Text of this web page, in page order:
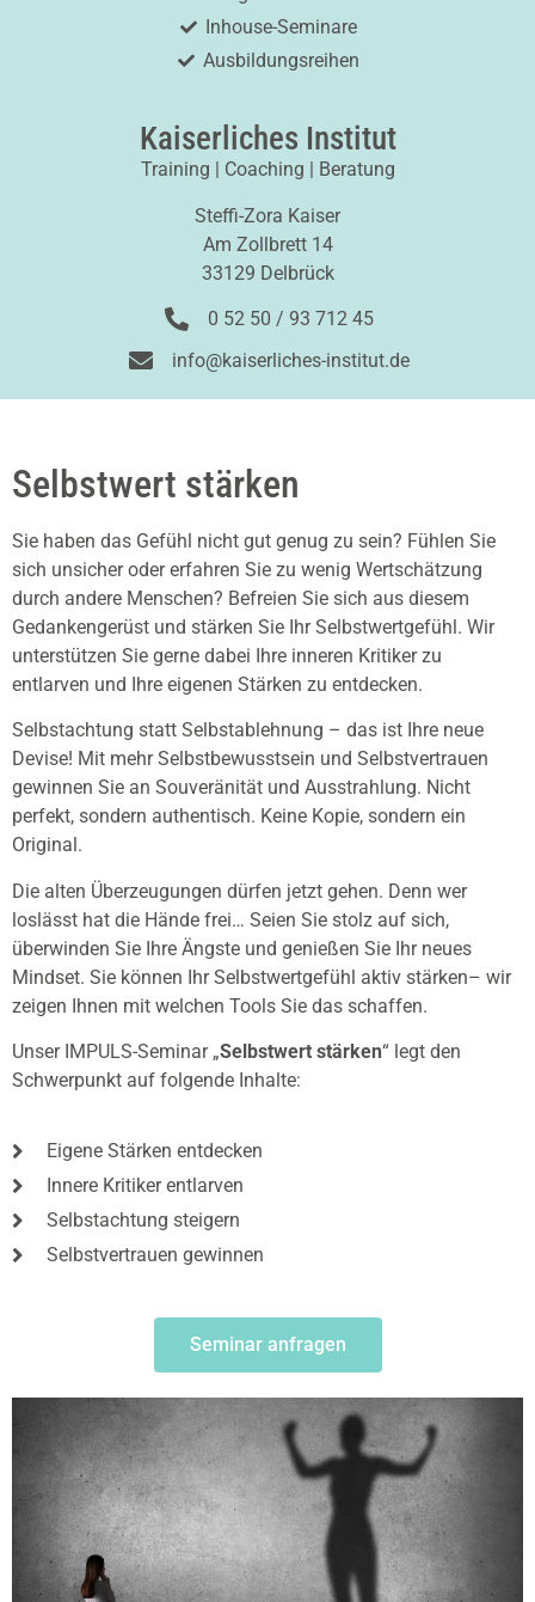
Inhouse-Seminare
Ausbildungsreihen
Kaiserliches Institut
Training | Coaching | Beratung
Steffi-Zora Kaiser
Am Zollbrett 14
33129 Delbrück
0 52 50 / 93 712 45
info@kaiserliches-institut.de
Selbstwert stärken
Sie haben das Gefühl nicht gut genug zu sein? Fühlen Sie
sich unsicher oder erfahren Sie zu wenig Wertschätzung
durch andere Menschen? Befreien Sie sich aus diesem
Gedankengerüst und stärken Sie Ihr Selbstwertgefühl. Wir
unterstützen Sie gerne dabei Ihre inneren Kritiker zu
entlarven und Ihre eigenen Stärken zu entdecken.
Selbstachtung statt Selbstablehnung – das ist Ihre neue
Devise! Mit mehr Selbstbewusstsein und Selbstvertrauen
gewinnen Sie an Souveränität und Ausstrahlung. Nicht
perfekt, sondern authentisch. Keine Kopie, sondern ein
Original.
Die alten Überzeugungen dürfen jetzt gehen. Denn wer
loslässt hat die Hände frei… Seien Sie stolz auf sich,
überwinden Sie Ihre Ängste und genießen Sie Ihr neues
Mindset. Sie können Ihr Selbstwertgefühl aktiv stärken– wir
zeigen Ihnen mit welchen Tools Sie das schaffen.
Unser IMPULS-Seminar „Selbstwert stärken“ legt den
Schwerpunkt auf folgende Inhalte:
Eigene Stärken entdecken
Innere Kritiker entlarven
Selbstachtung steigern
Selbstvertrauen gewinnen
Seminar anfragen